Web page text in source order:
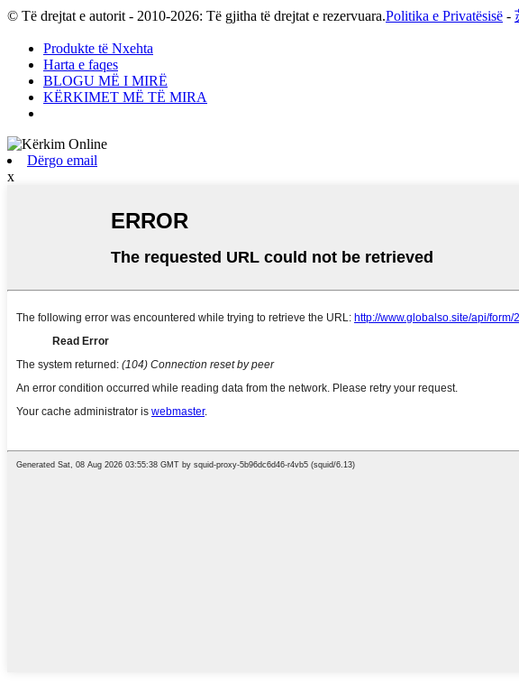
© Të drejtat e autorit - 2010-2026: Të gjitha të drejtat e rezervuara.Politika e Privatësisë -
Produkte të Nxehta
Harta e faqes
BLOGU MË I MIRË
KËRKIMET MË TË MIRA
Dërgo email
x